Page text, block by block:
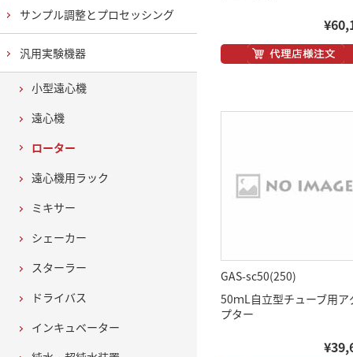
GAS-sc50(250)
50ｍL自立型チューブ用ア
プター
サンプル調整とプロセッシング
汎用実験機器
小型遠心機
遠心機
ローター
遠心機用ラック
ミキサー
シェーカー
スターラー
ドライバス
インキュベーター